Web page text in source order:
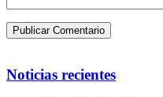
Noticias recientes